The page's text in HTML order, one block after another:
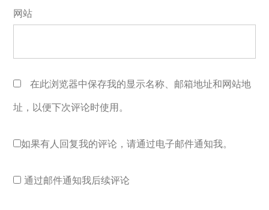
网站
在此浏览器中保存我的显示名称、邮箱地址和网站地
址，以便下次评论时使用。
如果有人回复我的评论，请通过电子邮件通知我。
通过邮件通知我后续评论